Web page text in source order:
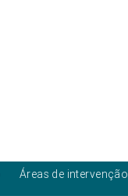
Áreas de intervenção